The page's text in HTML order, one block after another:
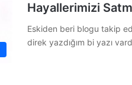
Hayallerimizi
Eskiden beri blogu takip
direk yazdığım bi yazı